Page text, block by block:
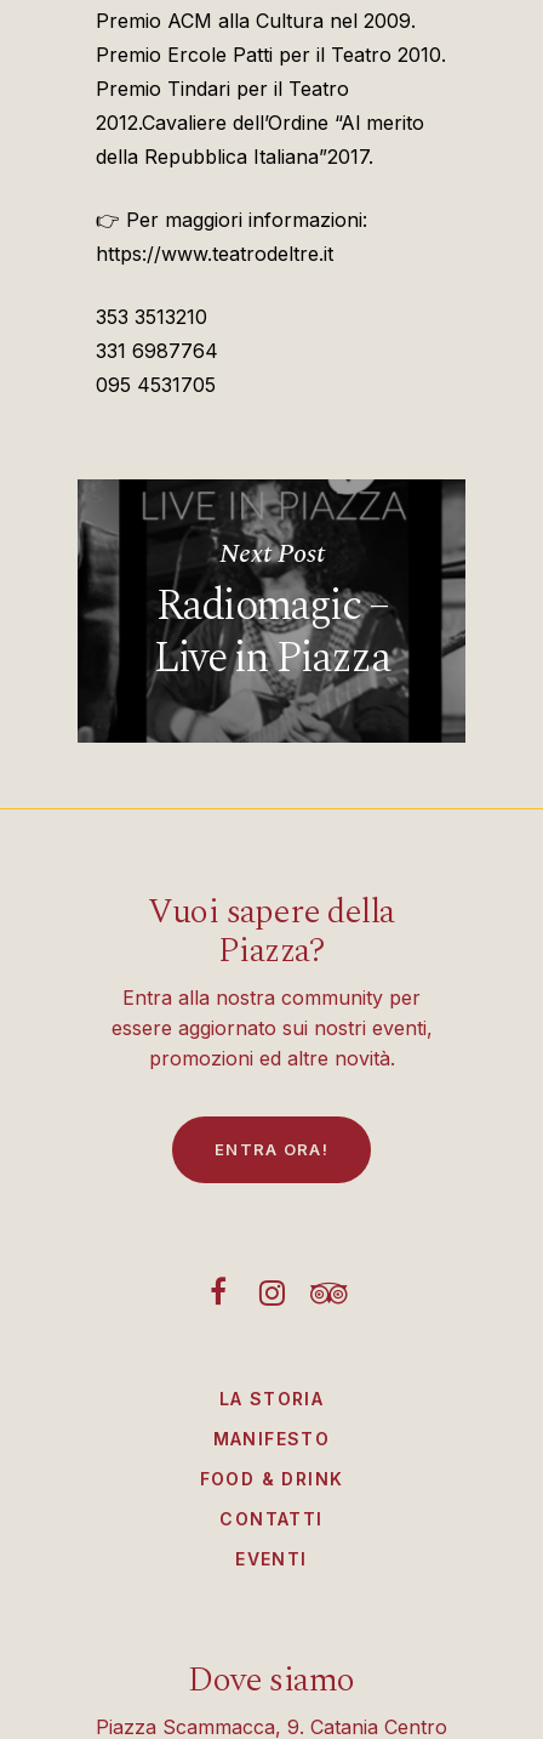
Premio ACM alla Cultura nel 2009.
Premio Ercole Patti per il Teatro 2010.
Premio Tindari per il Teatro
2012.Cavaliere dell’Ordine “Al merito
della Repubblica Italiana”2017.
👉 Per maggiori informazioni:
https://www.teatrodeltre.it
353 3513210
331 6987764
095 4531705
Next Post
Radiomagic –
Live in Piazza
Vuoi sapere della
Piazza?
Entra alla nostra community per
essere aggiornato sui nostri eventi,
promozioni ed altre novità.
EN TRA ORA!
LA STORIA
MANIFESTO
FOOD & DRINK
CONTATTI
EVENTI
Dove siamo
Piazza Scammacca, 9. Catania Centro